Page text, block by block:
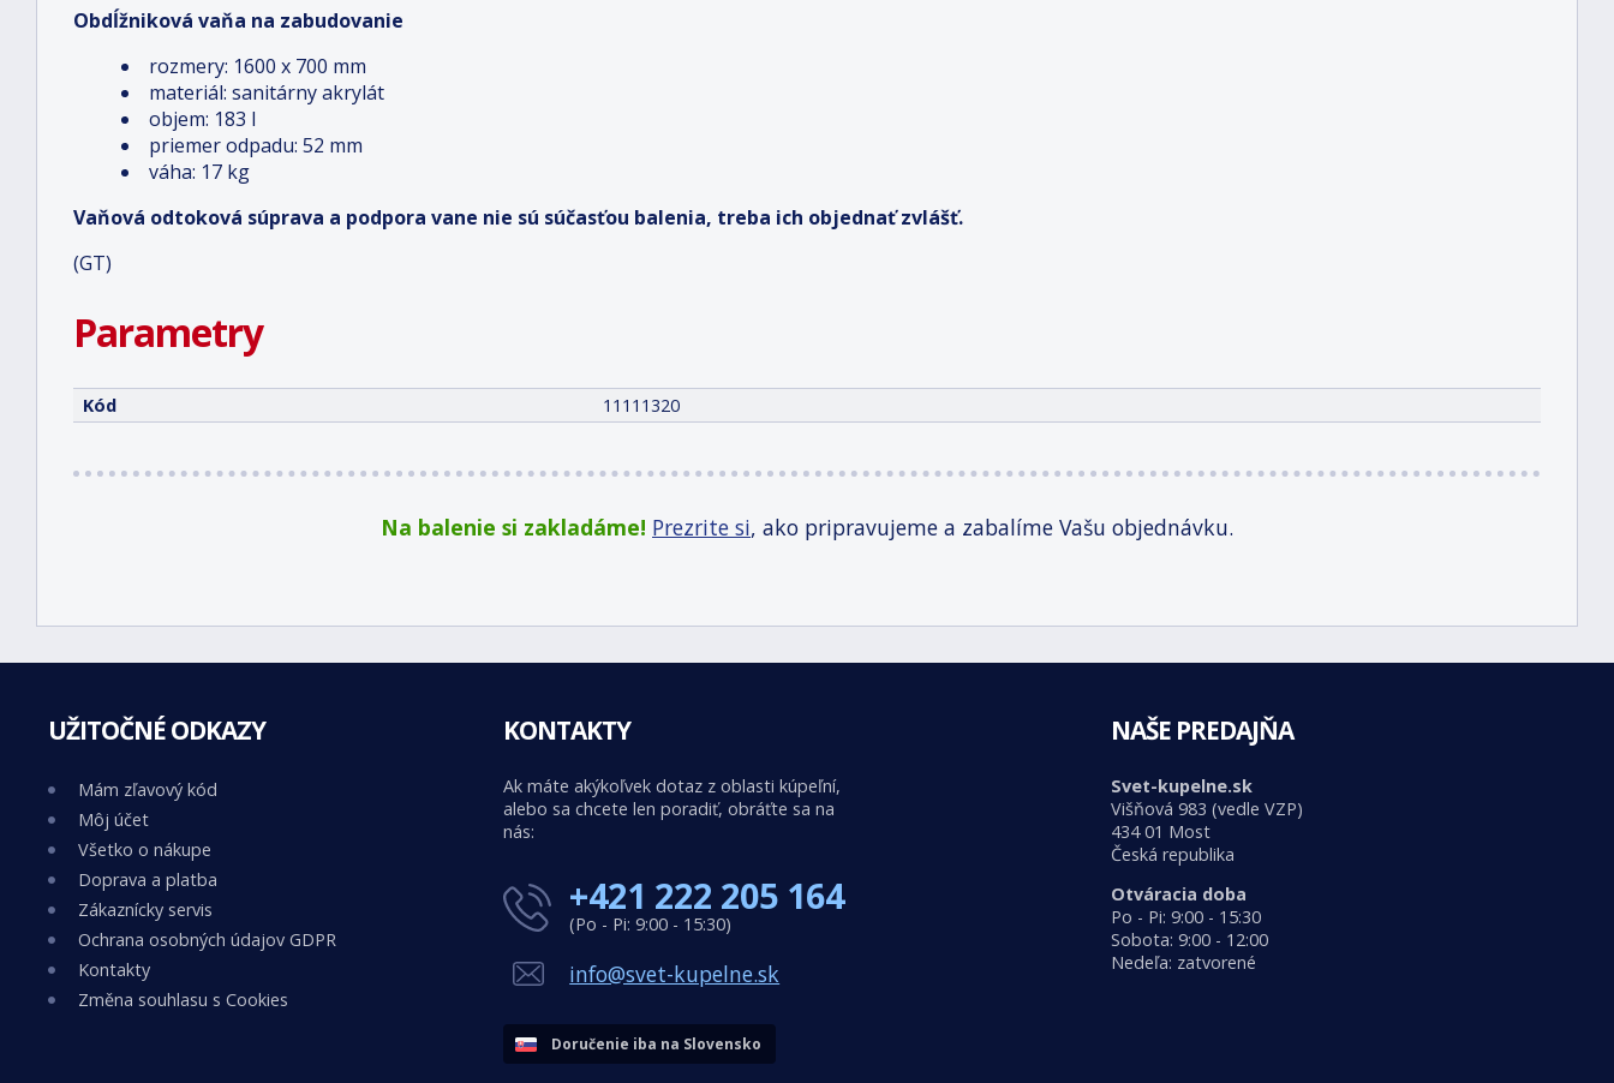
Obdĺžniková vaňa na zabudovanie
rozmery: 1600 x 700 mm
materiál: sanitárny akrylát
objem: 183 l
priemer odpadu: 52 mm
váha: 17 kg
Vaňová odtoková súprava a podpora vane nie sú súčasťou balenia, treba ich objednať zvlášť.
(GT)
Parametry
Kód 11111320
Na balenie si zakladáme! Prezrite si, ako pripravujeme a zabalíme Vašu objednávku.
UŽITOČNÉ ODKAZY
Mám zľavový kód
Môj účet
Všetko o nákupe
Doprava a platba
Zákaznícky servis
Ochrana osobných údajov GDPR
Kontakty
Změna souhlasu s Cookies
KONTAKTY
Ak máte akýkoľvek dotaz z oblasti kúpeľní,
alebo sa chcete len poradiť, obráťte sa na
nás:
+421 222 205 164
(Po - Pi: 9:00 - 15:30)
info@svet-kupelne.sk
Doručenie iba na Slovensko
NAŠE PREDAJŇA
Svet-kupelne.sk
Višňová 983 (vedle VZP)
434 01 Most
Česká republika
Otváracia doba
Po - Pi: 9:00 - 15:30
Sobota: 9:00 - 12:00
Nedeľa: zatvorené